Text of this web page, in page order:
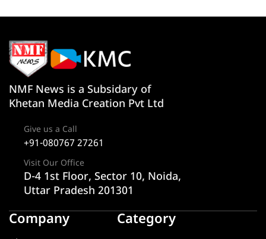
NMF News is a Subsidary of
Khetan Media Creation Pvt Ltd
Give us a Call
+91-080767 27261
Visit Our Office
D-4 1st Floor, Sector 10, Noida,
Uttar Pradesh 201301
Company Category